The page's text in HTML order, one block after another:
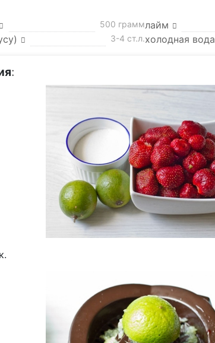
500 граммлайм
3-4 ст.л.холодная вода
: